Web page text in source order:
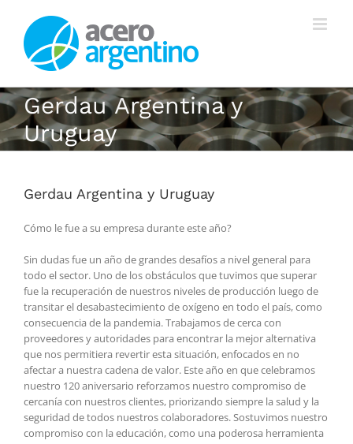
contenido
Gerdau Argentina y
Uruguay
Gerdau Argentina y Uruguay
Cómo le fue a su empresa durante este año?
Sin dudas fue un año de grandes desafíos a nivel general para
todo el sector. Uno de los obstáculos que tuvimos que superar
fue la recuperación de nuestros niveles de producción luego de
transitar el desabastecimiento de oxígeno en todo el país, como
consecuencia de la pandemia. Trabajamos de cerca con
proveedores y autoridades para encontrar la mejor alternativa
que nos permitiera revertir esta situación, enfocados en no
afectar a nuestra cadena de valor. Este año en que celebramos
nuestro 120 aniversario reforzamos nuestro compromiso de
cercanía con nuestros clientes, priorizando siempre la salud y la
seguridad de todos nuestros colaboradores. Sostuvimos nuestro
compromiso con la educación, como una poderosa herramienta